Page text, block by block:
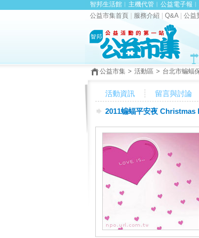
智邦生活館 ︱ 主機代管 ︱ 公益電子報 ︱
公益市集首頁
服務介紹 Q&A| 公益
公益市集 > 活動區 > 台北市蝙蝠
活動資訊 留言與討論
2011蝙蝠平安夜 Christmas